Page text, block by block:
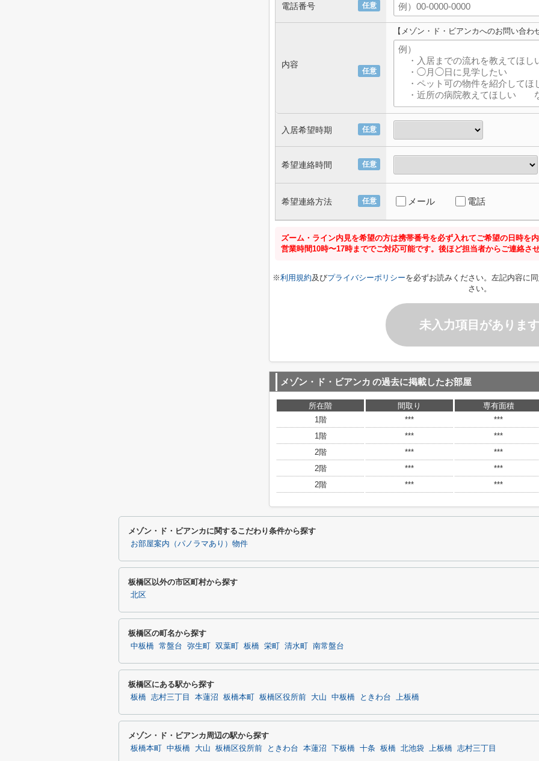
任意
電話番号
任意
内容
【メゾン・ド・ビアンカへのお問い合わ
任意
入居希望時期
任意
希望連絡時間
任意
希望連絡方法 メール 電話
ズーム・ライン内見を希望の方は携帯番号を必ず入れてご希望の日時を
営業時間10時〜17時まででご対応可能です。後ほど担当者からご連絡さ
※利用規約及びプライバシーポリシーを必ずお読みください。左記内容に
さい。
未入力項目があります
メゾン・ド・ビアンカ の過去に掲載したお部屋
所在階 間取り
専有面積
1階
***
***
1階
***
***
2階
***
***
2階
***
***
2階
*** ***
メゾン・ド・ビアンカに関するこだわり条件から探す
お部屋案内（パノラマあり）物件
板橋区以外の市区町村から探す
北区
板橋区の町名から探す
中板橋 常盤台 弥生町 双葉町 板橋 栄町 清水町 南常盤台
板橋区にある駅から探す
板橋 志村三丁目 本蓮沼 板橋本町 板橋区役所前 大山 中板橋 ときわ台 上板橋
メゾン・ド・ビアンカ周辺の駅から探す
板橋本町 中板橋 大山 板橋区役所前 ときわ台 本蓮沼 下板橋 十条 板橋 北池袋 上板橋 志村三丁目